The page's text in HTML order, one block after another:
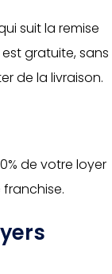
suit la remise
gratuite, sans
de la livraison.
de votre loyer